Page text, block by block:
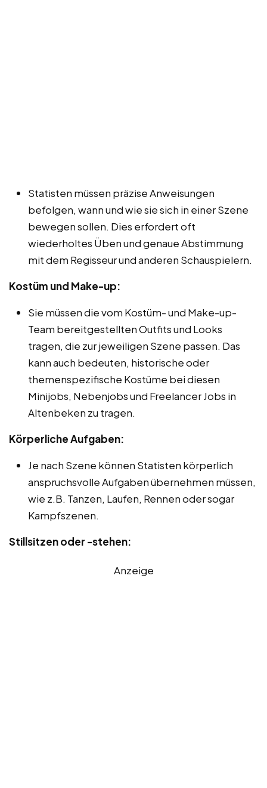
Statisten müssen präzise Anweisungen
befolgen, wann und wie sie sich in einer Szene
bewegen sollen. Dies erfordert oft
wiederholtes Üben und genaue Abstimmung
mit dem Regisseur und anderen Schauspielern.
Kostüm und Make-up:
Sie müssen die vom Kostüm- und Make-up-
Team bereitgestellten Outfits und Looks
tragen, die zur jeweiligen Szene passen. Das
kann auch bedeuten, historische oder
themenspezifische Kostüme bei diesen
Minijobs, Nebenjobs und Freelancer Jobs in
Altenbeken zu tragen.
Körperliche Aufgaben:
Je nach Szene können Statisten körperlich
anspruchsvolle Aufgaben übernehmen müssen,
wie z.B. Tanzen, Laufen, Rennen oder sogar
Kampfszenen.
Stillsitzen oder -stehen:
Anzeige